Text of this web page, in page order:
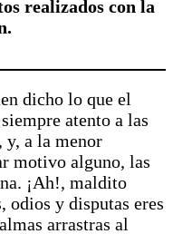
realizados con la
dicho lo que el
atento a las
y, a la menor
motivo alguno, las
¡Ah!, maldito
odios y disputas eres
arrastras al